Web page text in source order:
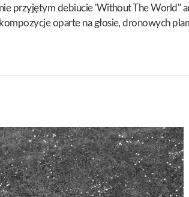
przyjętym debiucie 'Without The World"
oparte na głosie, dronowych